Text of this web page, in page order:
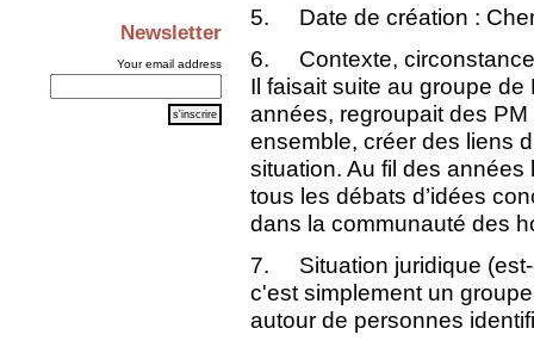
Newsletter
Your email address
5. Date de création :
6. Contexte, circonstance
Il faisait suite au groupe
années, regroupait des
ensemble, créer des liens
situation. Au fil des années
tous les débats d’idées
dans la communauté des
7. Situation juridique (est-
c'est simplement un
autour de personnes